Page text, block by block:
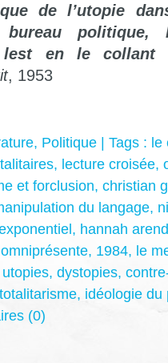
de l’utopie
bureau
lest en le
, 1953
, Politique | Tags : le
, lecture croisée,
et forclusion, christian
du langage,
, hannah
, 1984, le
utopies, dystopies,
totalitarisme, idéologie du
(0)